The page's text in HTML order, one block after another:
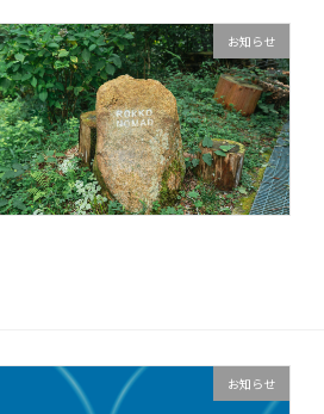
お知らせ
お知らせ